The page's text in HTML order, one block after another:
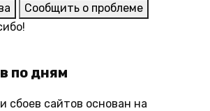
Сообщить о проблеме
по дням
сбоев сайтов основан на